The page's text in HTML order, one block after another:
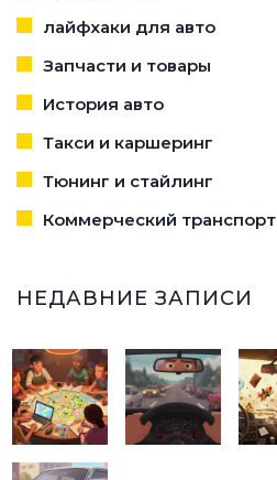
лайфхаки для авто
Запчасти и товары
История авто
Такси и каршеринг
Тюнинг и стайлинг
Коммерческий транспорт
НЕДАВНИЕ ЗАПИСИ